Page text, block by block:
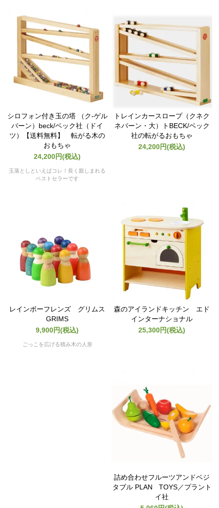
シロフォン付き玉の塔 （ク-ゲル
バーン）beck/ベック社（ドイ
ツ）【送料無料】 転がる木の
おもちゃ
24,200円(税込)
玉落としといえばコレ！長く親しまれる
ベストセラーです
トレインカースロープ（クネク
ネバーン・大）トBECK/ベック
社の転がるおもちゃ
24,200円(税込)
レインボーフレンズ グリムス
GRIMS
9,900円(税込)
ごっこを広げる積み木の人形
森のアイランドキッチン エド
インターナショナル
25,300円(税込)
詰め合わせフルーツアンドベジ
タブル PLAN TOYS／プラント
イ社